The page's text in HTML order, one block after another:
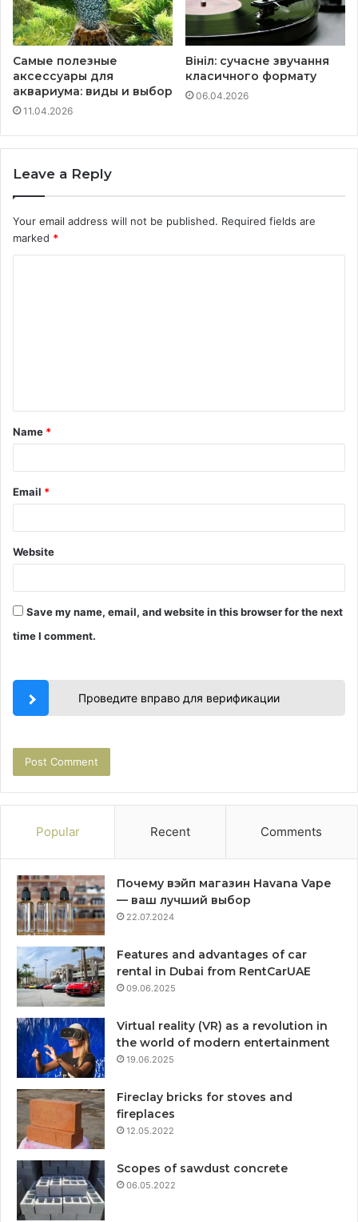
Самые полезные
аксессуары для
аквариума: виды и выбор
11.04.2026
Вініл: сучасне звучання
класичного формату
06.04.2026
Leave a Reply
Your email address will not be published. Required fields are
marked *
t
*
Name *
Email *
Website
Save my name, email, and website in this browser for the next
time I comment.
Проведите вправо для верификации
Popular Recent Comments
Почему вэйп магазин Havana Vape
— ваш лучший выбор
22.07.2024
Features and advantages of car
rental in Dubai from RentCarUAE
09.06.2025
Virtual reality (VR) as a revolution in
the world of modern entertainment
19.06.2025
Fireclay bricks for stoves and
fireplaces
12.05.2022
Scopes of sawdust concrete
06.05.2022